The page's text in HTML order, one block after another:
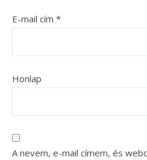
E-mail cím *
Honlap
A nevem, e-mail címem, és